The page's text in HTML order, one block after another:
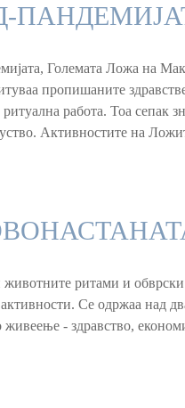
Големата Ложа на
пропишаните
ритуална работа. Тоа сепак
Активностите на
ритами и
Се одржаа над
- здравство,